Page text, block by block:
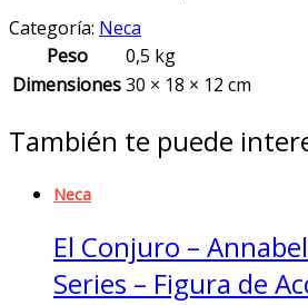
Categoría: Neca
Peso
0,5 kg
Dimensiones30 × 18 × 12 cm
También te puede
Neca
El Conjuro –
Series – Figura de